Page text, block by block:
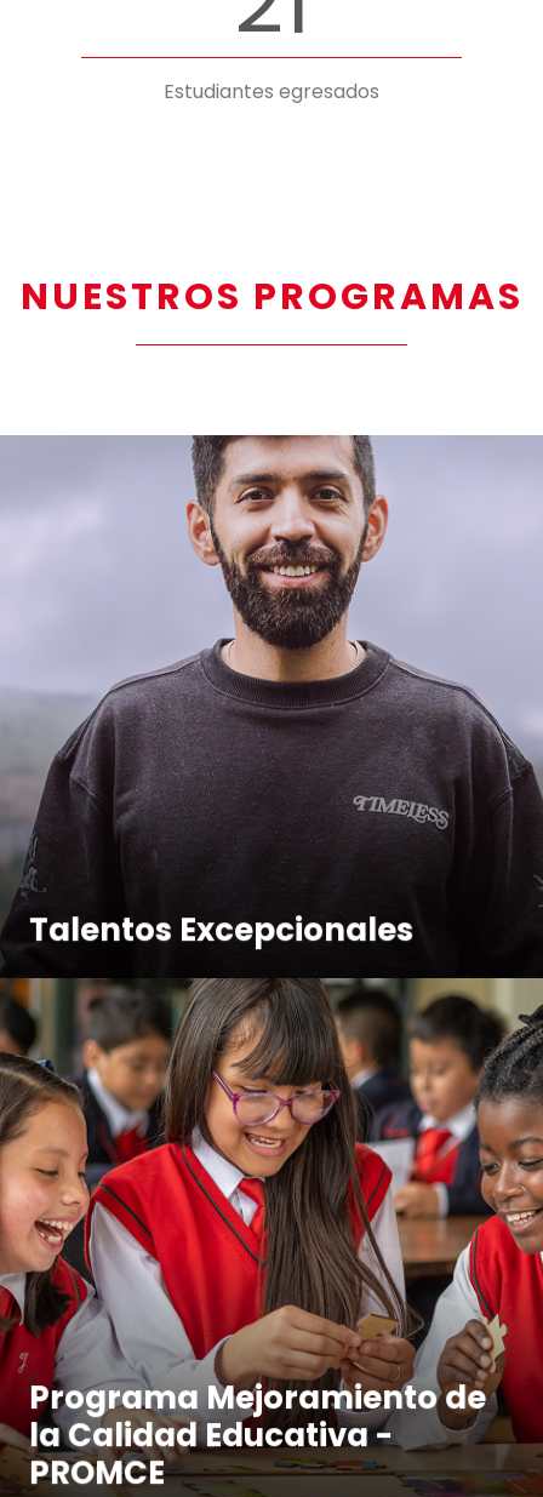
Estudiantes egresados
NUESTROS PROGRAMAS
Talentos Excepcionales
Programa Mejoramiento de
la Calidad Educativa -
PROMCE